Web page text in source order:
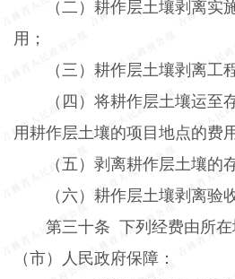
（二）耕作层土壤剥离实
用；
（三）耕作层土壤剥离工
（四）将耕作层土壤运至
用耕作层土壤的项目地点的费
（五）剥离耕作层土壤的
（六）耕作层土壤剥离验
第三十条 下列经费由所
（市）人民政府保障：